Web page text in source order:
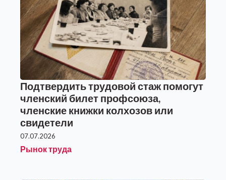
Подтвердить трудовой стаж помогут
членский билет профсоюза,
членские книжки колхозов или
свидетели
07.07.2026
Рынок труда